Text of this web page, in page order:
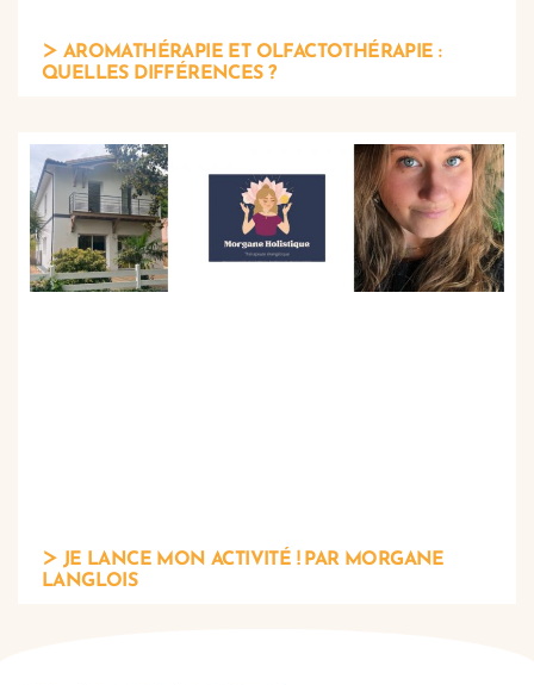
AROMATHÉRAPIE ET OLFACTOTHÉRAPIE :
QUELLES DIFFÉRENCES ?
JE LANCE MON ACTIVITÉ ! PAR MORGANE
LANGLOIS